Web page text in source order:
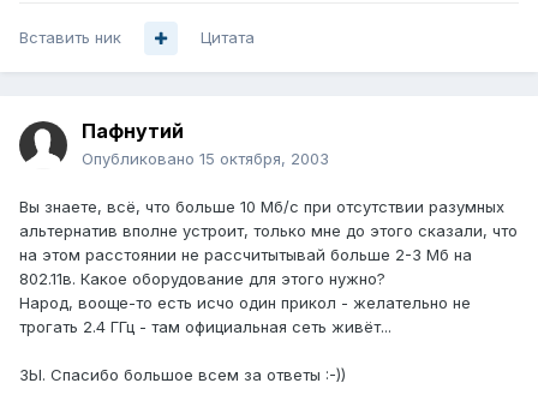
Вставить ник Цитата
Пафнутий
Опубликовано 15 октября, 2003
Вы знаете, всё, что больше 10 Мб/с при отсутствии разумных
альтернатив вполне устроит, только мне до этого сказали, что
на этом расстоянии не рассчитытывай больше 2-3 Мб на
802.11в. Какое оборудование для этого нужно?
Народ, вооще-то есть исчо один прикол - желательно не
трогать 2.4 ГГц - там официальная сеть живёт...
ЗЫ. Спасибо большое всем за ответы :-))